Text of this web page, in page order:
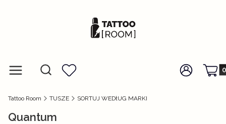
Menu Otwórz wyszukiwarkę
Szukaj Ulubione Zaloguj się
Tattoo Room TUSZE SORTUJ WEDłUG MARKI
Quantum